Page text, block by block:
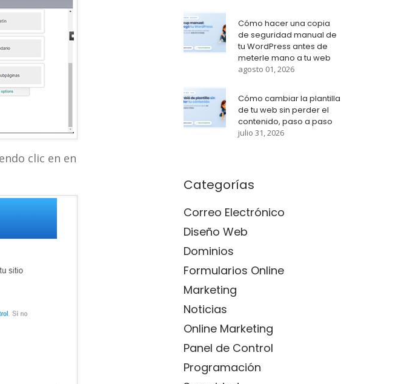
clic en en
Cómo hacer una copia
de seguridad manual de
tu WordPress antes de
meterle mano a tu web
agosto 01, 2026
Cómo cambiar la plantilla
de tu web sin perder el
contenido, paso a paso
julio 31, 2026
Categorías
Correo Electrónico
Diseño Web
Dominios
Formularios Online
Marketing
Noticias
Online Marketing
Panel de Control
Programación